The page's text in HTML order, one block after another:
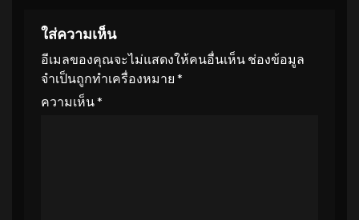
ใส่ความเห็น
อีเมลของคุณจะไม่แสดงให้คนอื่นเห็น ช่องข้อมูล
จำเป็นถูกทำเครื่องหมาย *
ความเห็น*